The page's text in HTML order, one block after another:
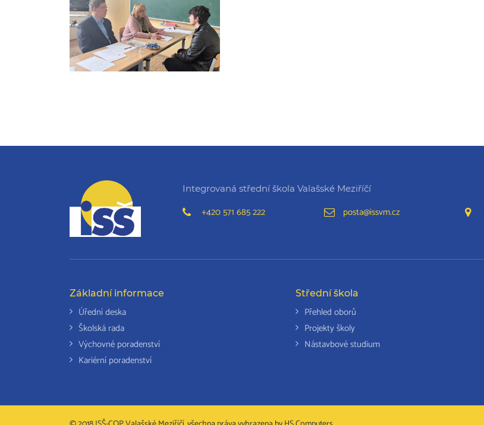
Integrovaná střední škola Valašské Meziříčí
+420 571 685 222 posta@issvm.cz
Základní informace
Úřední deska
Školská rada
Výchovné poradenství
Kariérní poradenství
Střední škola
Přehled oborů
Projekty školy
Nástavbové studium